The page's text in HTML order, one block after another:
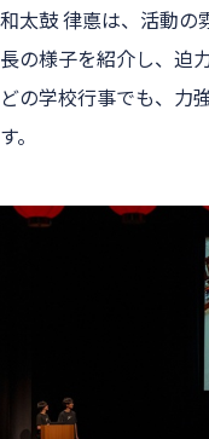
和太鼓 律悳は、活動の
長の様子を紹介し、迫
どの学校行事でも、力
す。